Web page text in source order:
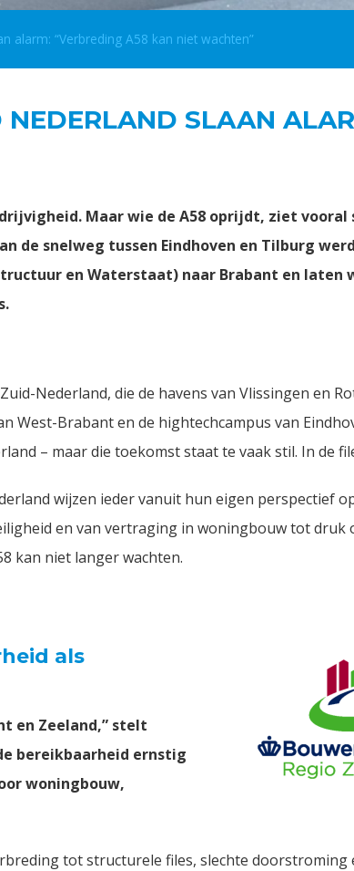
alarm: “Verbreding A58 kan niet wachten”
SLAAN
Maar wie de A58 oprijdt, ziet
de snelweg tussen Eindhoven en Tilburg
en Waterstaat) naar Brabant en laten
Nederland, die de havens van Vlissingen en
West-Brabant en de hightechcampus van
– maar die toekomst staat te vaak stil. In de
wijzen ieder vanuit hun eigen perspectief op
en van vertraging in woningbouw tot druk
kan niet langer wachten.
als
en Zeeland,” stelt
bereikbaarheid ernstig
woningbouw,
tot structurele files, slechte doorstroming